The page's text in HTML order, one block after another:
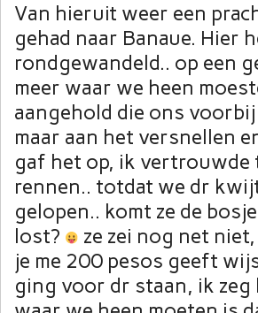
Van hieruit weer een
gehad naar Banaue. Hier
rondgewandeld.. op een
meer waar we heen
aangehold die ons
maar aan het versnellen
gaf het op, ik vertrouwde
rennen.. totdat we dr
gelopen.. komt ze de
lost?
ze zei nog net
je me 200 pesos geeft
ging voor dr staan, ik